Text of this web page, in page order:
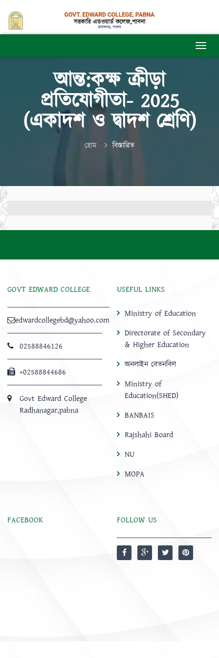
আন্ত:কক্ষ ক্রীড়া
প্রতিযোগীতা- 2025
(একাদশ ও দ্বাদশ শ্রেণি)
হোম বিস্তারিত
GOVT EDWARD COLLEGE
edwardcollegebd@yahoo.com
02588846126
+02588844686
Govt Edward College
Radhanagar,pabna
USEFUL LINKS
Ministry of Education
Directorate of Secondary
& Higher Education
অনলাইন বেতনবিল
Ministry of
Education(SHED)
BANBAIS
Rajshahi Board
NU
MOPA
FACEBOOK FOLLOW US